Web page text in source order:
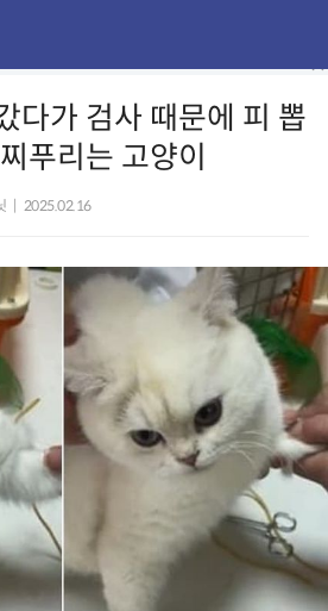
다가 검사 때문에 피 뽑
푸리는 고양이
2025.02.16